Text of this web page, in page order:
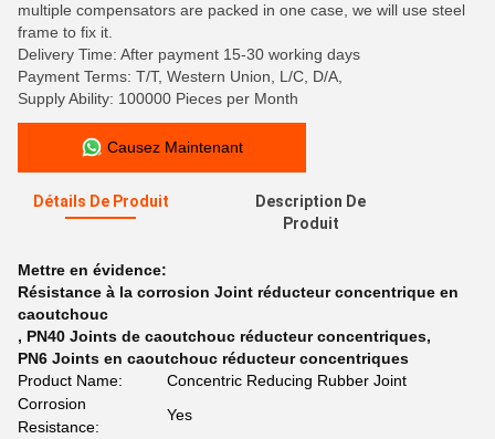
multiple compensators are packed in one case, we will use steel
frame to fix it.
Delivery Time: After payment 15-30 working days
Payment Terms: T/T, Western Union, L/C, D/A,
Supply Ability: 100000 Pieces per Month
Causez Maintenant
Détails De Produit
Description De
Produit
Mettre en évidence:
Résistance à la corrosion Joint réducteur concentrique en
caoutchouc
, PN40 Joints de caoutchouc réducteur concentriques,
PN6 Joints en caoutchouc réducteur concentriques
Product Name:
Concentric Reducing Rubber Joint
Corrosion
Resistance:
Yes